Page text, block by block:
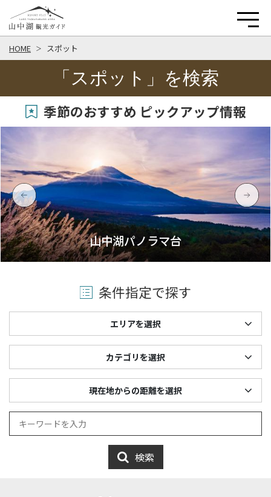
HOME スポット
「スポット」を検索
季節のおすすめ ピックアップ情報
山中湖パノラマ台
条件指定で探す
エリアを選択
カテゴリを選択
現在地からの距離を選択
検索